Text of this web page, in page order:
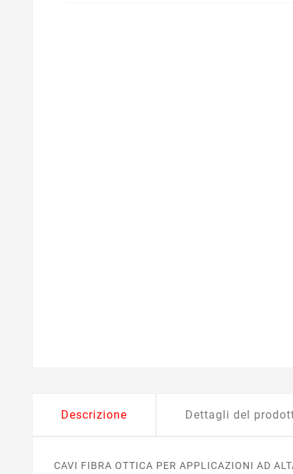
Descrizione Dettagli del
CAVI FIBRA OTTICA PER APPLICAZIONI AD